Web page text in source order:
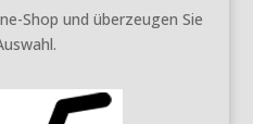
Shop und überzeugen Sie